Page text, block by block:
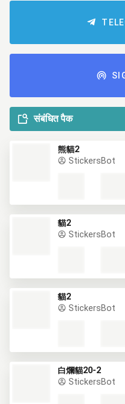
संबंधित पैक
熊貓2
StickersBot
貓2
StickersBot
貓2
StickersBot
白爛貓20-2
StickersBot